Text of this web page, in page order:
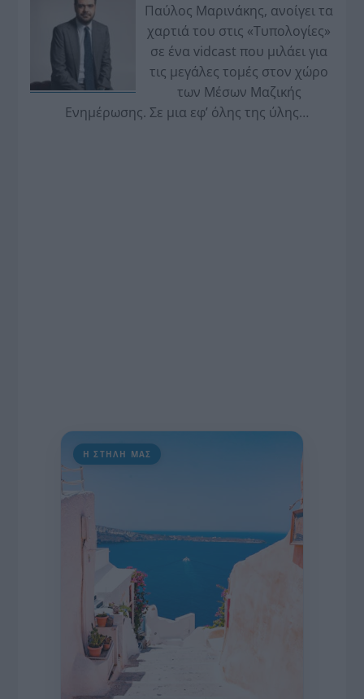
Παύλος Μαρινάκης, ανοίγει τα
χαρτιά του στις «Τυπολογίες»
σε ένα vidcast που μιλάει για
τις μεγάλες τομές στον χώρο
των Μέσων Μαζικής
Ενημέρωσης. Σε μια εφ’ όλης της ύλης
Η ΣΤΗΛΗ ΜΑΣ